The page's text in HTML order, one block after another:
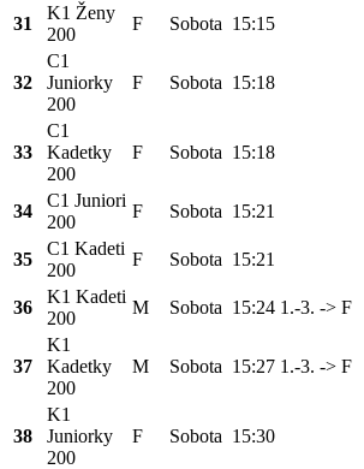
31
K1 Ženy
200
F Sobota 15:15
32
C1
Juniorky
200
F Sobota 15:18
33
C1
Kadetky
200
F Sobota 15:18
34
C1 Juniori
200
F Sobota 15:21
35
C1 Kadeti
200
F Sobota 15:21
36
K1 Kadeti
200
M Sobota 15:24 1.-3. -> F
37
K1
Kadetky
200
M Sobota 15:27 1.-3. -> F
38
K1
Juniorky
200
F Sobota 15:30